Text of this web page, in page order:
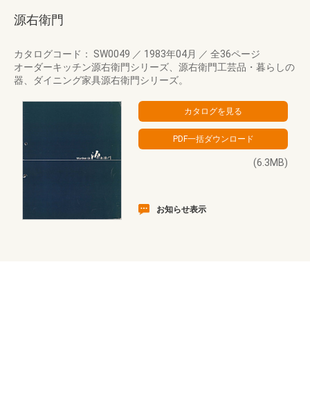
源右衛門
カタログコード： SW0049 ／ 1983年04月 ／ 全36ページ
オーダーキッチン源右衛門シリーズ、源右衛門工芸品・暮らしの
器、ダイニング家具源右衛門シリーズ。
(6.3MB)
お知らせ表示